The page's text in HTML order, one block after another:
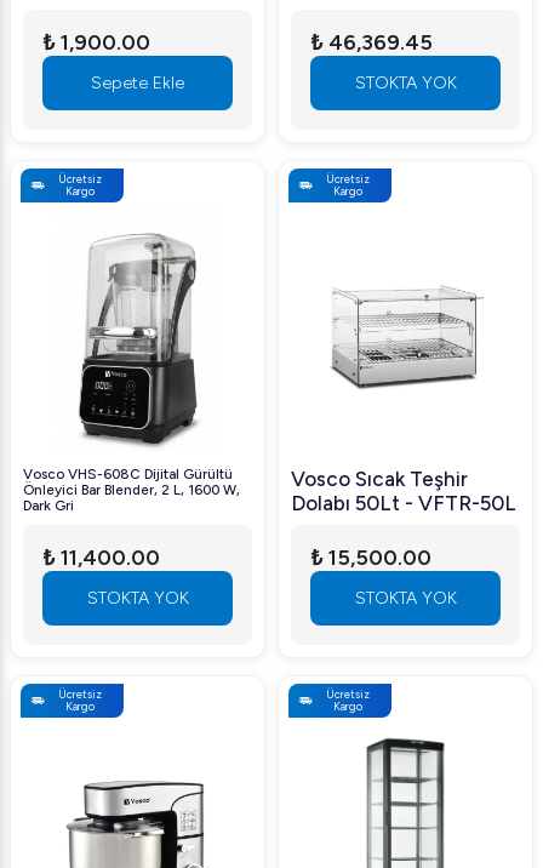
₺ 1,900.00
Sepete Ekle
₺ 46,369.45
STOKTA YOK
Ücretsiz
Kargo
Vosco VHS-608C Dijital Gürültü
Önleyici Bar Blender, 2 L, 1600 W,
Dark Gri
₺ 11,400.00
STOKTA YOK
Ücretsiz
Kargo
Vosco Sıcak Teşhir
Dolabı 50Lt - VFTR-50L
₺ 15,500.00
STOKTA YOK
Ücretsiz
Kargo
Ücretsiz
Kargo